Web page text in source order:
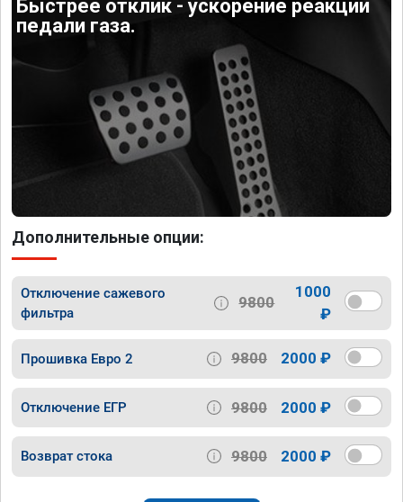
Быстрее отклик - ускорение реакции
педали газа.
Дополнительные опции:
Отключение сажевого
фильтра
9800
1000
₽
Прошивка Евро 2 9800 2000 ₽
Отключение ЕГР 9800 2000 ₽
Возврат стока 9800 2000 ₽